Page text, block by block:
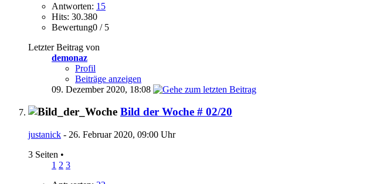
Antworten: 15
Hits: 30.380
Bewertung0 / 5
Letzter Beitrag von
demonaz
Profil
Beiträge anzeigen
09. Dezember 2020, 18:08
Bild der Woche # 02/20
justanick - 26. Februar 2020, 09:00 Uhr
3 Seiten •
1 2 3